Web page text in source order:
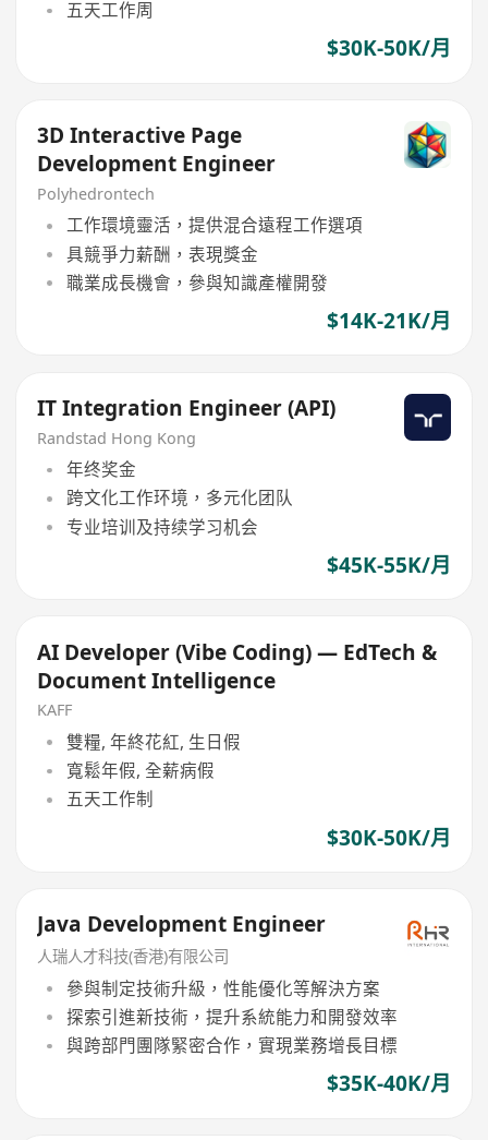
五天工作周
$30K-50K/月
3D Interactive Page
Development Engineer
Polyhedrontech
工作環境靈活，提供混合遠程工作選項
具競爭力薪酬，表現獎金
職業成長機會，參與知識產權開發
$14K-21K/月
IT Integration Engineer (API)
Randstad Hong Kong
年终奖金
跨文化工作环境，多元化团队
专业培训及持续学习机会
$45K-55K/月
AI Developer (Vibe Coding) — EdTech &
Document Intelligence
KAFF
雙糧, 年終花紅, 生日假
寬鬆年假, 全薪病假
五天工作制
$30K-50K/月
Java Development Engineer
人瑞人才科技(香港)有限公司
參與制定技術升級，性能優化等解決方案
探索引進新技術，提升系統能力和開發效率
與跨部門團隊緊密合作，實現業務增長目標
$35K-40K/月